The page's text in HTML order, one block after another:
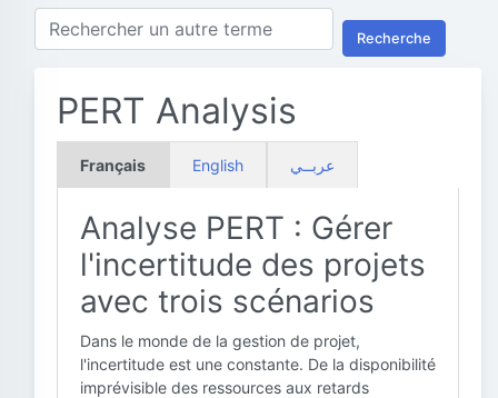
Recherche
PERT Analysis
Français English عربــي
Analyse PERT : Gérer
l'incertitude des projets
avec trois scénarios
Dans le monde de la gestion de projet,
l'incertitude est une constante. De la disponibilité
imprévisible des ressources aux retards